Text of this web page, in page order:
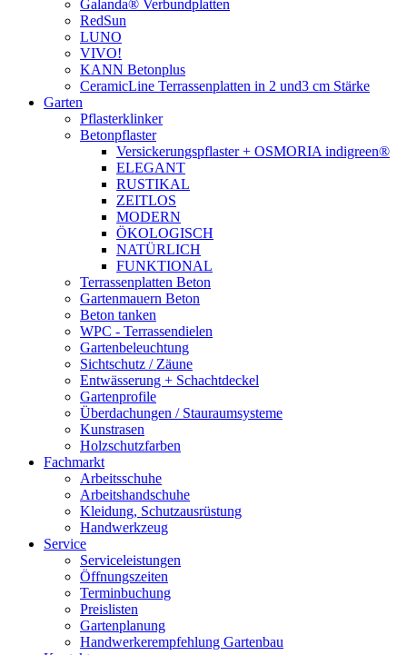
Galanda® Verbundplatten
RedSun
LUNO
VIVO!
KANN Betonplus
CeramicLine Terrassenplatten in 2 und3 cm Stärke
Garten
Pflasterklinker
Betonpflaster
Versickerungspflaster + OSMORIA indigreen®
ELEGANT
RUSTIKAL
ZEITLOS
MODERN
ÖKOLOGISCH
NATÜRLICH
FUNKTIONAL
Terrassenplatten Beton
Gartenmauern Beton
Beton tanken
WPC - Terrassendielen
Gartenbeleuchtung
Sichtschutz / Zäune
Entwässerung + Schachtdeckel
Gartenprofile
Überdachungen / Stauraumsysteme
Kunstrasen
Holzschutzfarben
Fachmarkt
Arbeitsschuhe
Arbeitshandschuhe
Kleidung, Schutzausrüstung
Handwerkzeug
Service
Serviceleistungen
Öffnungszeiten
Terminbuchung
Preislisten
Gartenplanung
Handwerkerempfehlung Gartenbau